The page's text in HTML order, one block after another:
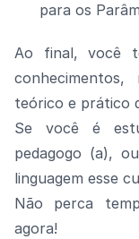
para os
Ao final, você
teórico e prático
Se você é
pedagogo (a),
linguagem esse
Não perca
agora!